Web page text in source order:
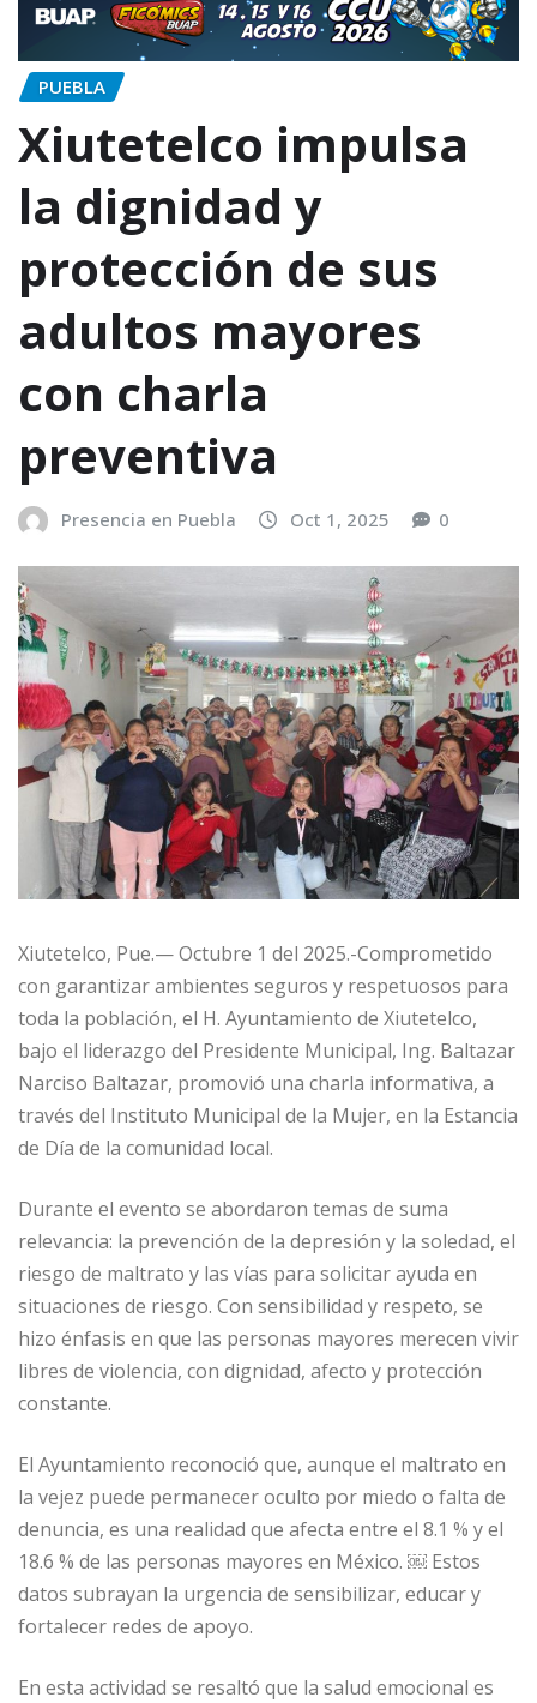
PUEBLA
Xiutetelco impulsa
la dignidad y
protección de sus
adultos mayores
con charla
preventiva
Presencia en Puebla Oct 1, 2025 0
Xiutetelco, Pue.— Octubre 1 del 2025.-Comprometido
con garantizar ambientes seguros y respetuosos para
toda la población, el H. Ayuntamiento de Xiutetelco,
bajo el liderazgo del Presidente Municipal, Ing. Baltazar
Narciso Baltazar, promovió una charla informativa, a
través del Instituto Municipal de la Mujer, en la Estancia
de Día de la comunidad local.
Durante el evento se abordaron temas de suma
relevancia: la prevención de la depresión y la soledad, el
riesgo de maltrato y las vías para solicitar ayuda en
situaciones de riesgo. Con sensibilidad y respeto, se
hizo énfasis en que las personas mayores merecen vivir
libres de violencia, con dignidad, afecto y protección
constante.
El Ayuntamiento reconoció que, aunque el maltrato en
la vejez puede permanecer oculto por miedo o falta de
denuncia, es una realidad que afecta entre el 8.1 % y el
18.6 % de las personas mayores en México. ￼ Estos
datos subrayan la urgencia de sensibilizar, educar y
fortalecer redes de apoyo.
En esta actividad se resaltó que la salud emocional es